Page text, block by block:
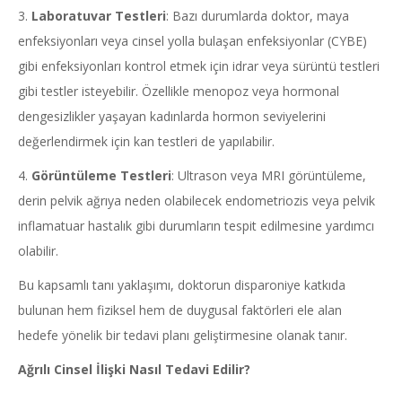
3. Laboratuvar Testleri: Bazı durumlarda doktor, maya
enfeksiyonları veya cinsel yolla bulaşan enfeksiyonlar (CYBE)
gibi enfeksiyonları kontrol etmek için idrar veya sürüntü testleri
gibi testler isteyebilir. Özellikle menopoz veya hormonal
dengesizlikler yaşayan kadınlarda hormon seviyelerini
değerlendirmek için kan testleri de yapılabilir.
4. Görüntüleme Testleri: Ultrason veya MRI görüntüleme,
derin pelvik ağrıya neden olabilecek endometriozis veya pelvik
inflamatuar hastalık gibi durumların tespit edilmesine yardımcı
olabilir.
Bu kapsamlı tanı yaklaşımı, doktorun disparoniye katkıda
bulunan hem fiziksel hem de duygusal faktörleri ele alan
hedefe yönelik bir tedavi planı geliştirmesine olanak tanır.
Ağrılı Cinsel İlişki Nasıl Tedavi Edilir?